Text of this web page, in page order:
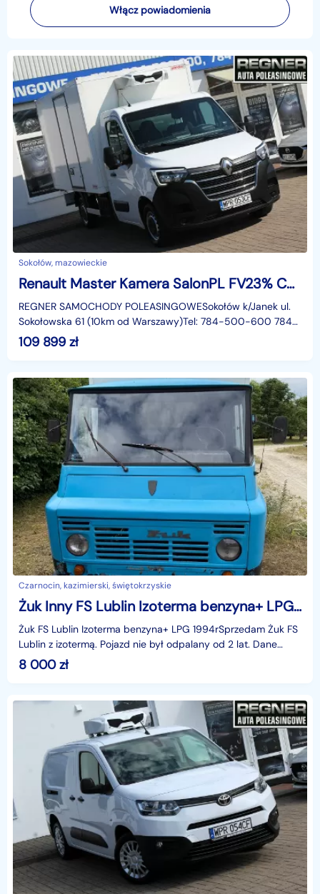
Włącz powiadomienia
Sokołów, mazowieckie
Renault Master Kamera SalonPL FV23% Chłodnia/Mroźnia -20°C Zanotti 230V 145KM
REGNER SAMOCHODY POLEASINGOWESokołów k/Janek ul.
Sokołowska 61 (10km od Warszawy)Tel: 784-500-600 784-
122-122Godziny otwarcia:Poniedziałek - Piątek: 09:00 - 18:
109 899 zł
Czarnocin, kazimierski, świętokrzyskie
Żuk Inny FS Lublin Izoterma benzyna+ LPG 1994r
Żuk FS Lublin Izoterma benzyna+ LPG 1994rSprzedam Żuk FS
Lublin z izotermą. Pojazd nie był odpalany od 2 lat. Dane
techniczne:• rok produkcji 1994&nbs
8 000zł